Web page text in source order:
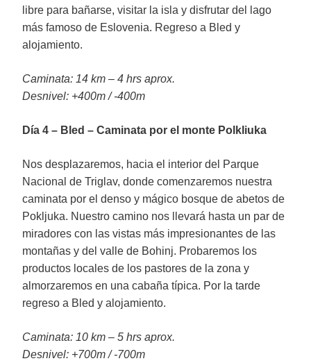
libre para bañarse, visitar la isla y disfrutar del lago
más famoso de Eslovenia. Regreso a Bled y
alojamiento.
Caminata: 14 km – 4 hrs aprox.
Desnivel: +400m / -400m
Día 4 – Bled – Caminata por el monte Polkliuka
Nos desplazaremos, hacia el interior del Parque
Nacional de Triglav, donde comenzaremos nuestra
caminata por el denso y mágico bosque de abetos de
Pokljuka. Nuestro camino nos llevará hasta un par de
miradores con las vistas más impresionantes de las
montañas y del valle de Bohinj. Probaremos los
productos locales de los pastores de la zona y
almorzaremos en una cabaña típica. Por la tarde
regreso a Bled y alojamiento.
Caminata: 10 km – 5 hrs aprox.
Desnivel: +700m / -700m